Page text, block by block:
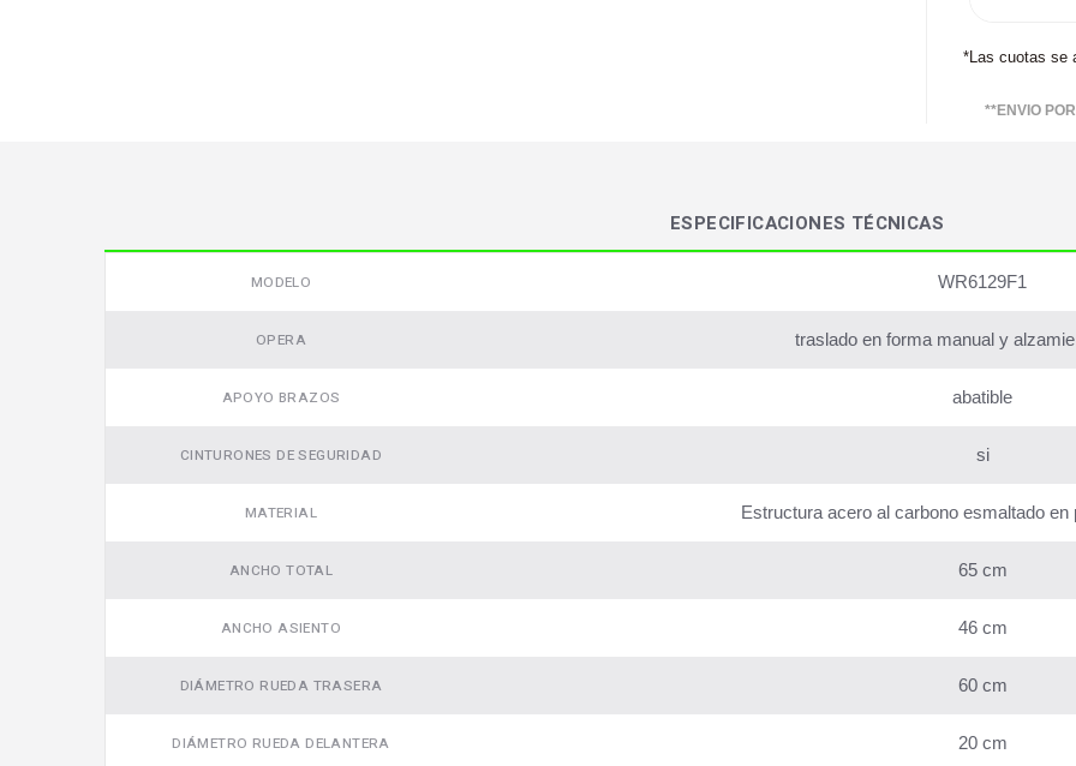
*Las cuotas se
**ENVIO
ESPECIFICACIONES TÉCNICAS
MODELO WR6129F1
OPERA traslado en forma manual y
APOYO BRAZOS abatible
CINTURONES DE SEGURIDAD si
MATERIAL Estructura acero al carbono esmaltado en
ANCHO TOTAL 65 cm
ANCHO ASIENTO 46 cm
DIÁMETRO RUEDA TRASERA 60 cm
DIÁMETRO RUEDA DELANTERA 20 cm